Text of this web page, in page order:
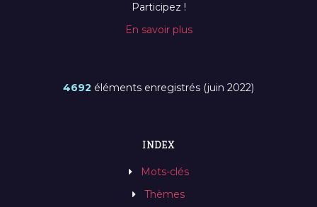
Participez !
En savoir plus
4692 éléments enregistrés (juin 2022)
INDEX
Mots-clés
Thèmes